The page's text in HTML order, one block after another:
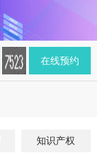
知识产权